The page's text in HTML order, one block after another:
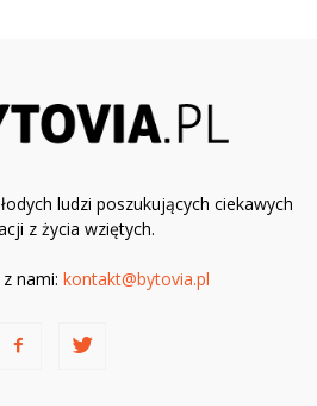
ludzi poszukujących ciekawych
z życia wziętych.
nami: kontakt@bytovia.pl